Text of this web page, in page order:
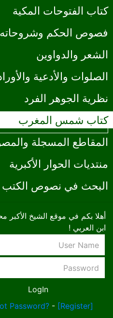
كتاب الفتوحات المكية
فصوص الحكم وشروحاته
الشعر والدواوين
الصلوات والأدعية
نظرية الجوهر الفرد
كتاب شمس المغرب
المقاطع المسجلة
منتديات الحوار الأكبرية
البحث في نصوص الكتب
أهلا بكم في موقع الشيخ الأكبر
ابن العربي !
Password? - [Register]